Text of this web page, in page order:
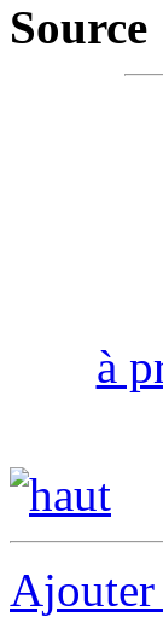
Source
à
Ajouter